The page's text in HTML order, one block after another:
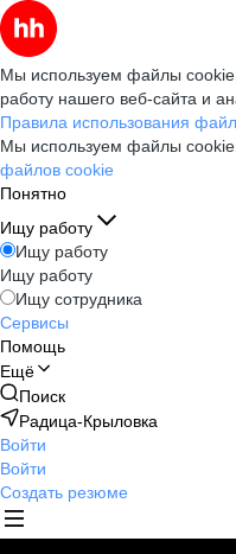
Мы используем файлы
работу нашего веб-сайта и
Правила использования
Мы используем файлы cookie.
файлов cookie
Понятно
Ищу работу
Ищу работу
Ищу работу
Ищу сотрудника
Сервисы
Помощь
Ещё
Поиск
Радица-Крыловка
Войти
Войти
Создать резюме